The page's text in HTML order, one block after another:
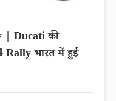
| Ducati की
भारत में हुई